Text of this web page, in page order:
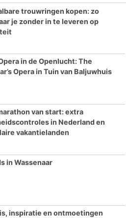
trouwringen kopen: zo
je zonder in te leveren op
in de Openlucht: The
Opera in Tuin van Baljuwhuis
van start: extra
in Nederland en
vakantielanden
in Wassenaar
inspiratie en ontmoetingen